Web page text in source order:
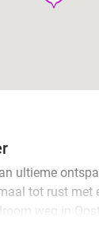
ultieme
tot rust met
weg in